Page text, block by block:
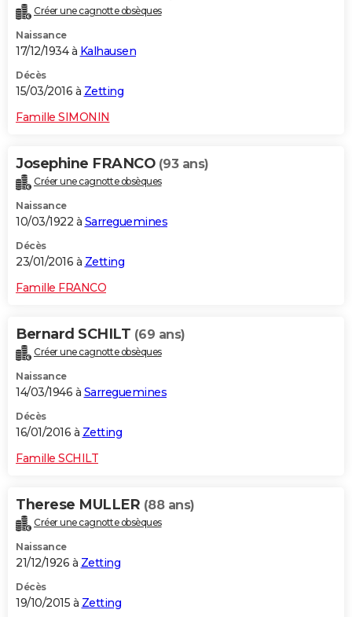
Créer une cagnotte obsèques
Naissance
17/12/1934 à Kalhausen
Décès
15/03/2016 à Zetting
Famille SIMONIN
Josephine FRANCO (93 ans)
Créer une cagnotte obsèques
Naissance
10/03/1922 à Sarreguemines
Décès
23/01/2016 à Zetting
Famille FRANCO
Bernard SCHILT (69 ans)
Créer une cagnotte obsèques
Naissance
14/03/1946 à Sarreguemines
Décès
16/01/2016 à Zetting
Famille SCHILT
Therese MULLER (88 ans)
Créer une cagnotte obsèques
Naissance
21/12/1926 à Zetting
Décès
19/10/2015 à Zetting